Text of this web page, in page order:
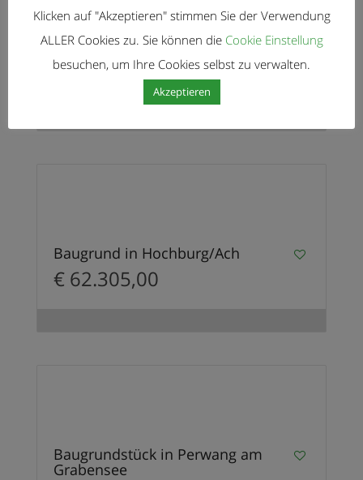
Baugrund in Hochburg/Ach
€ 149.000,00
Baugrund in Hochburg/Ach
€ 62.305,00
Baugrundstück in Perwang am
Grabensee
Klicken auf "Akzeptieren" stimmen Sie der Verwendung
ALLER Cookies zu. Sie können die Cookie Einstellung
besuchen, um Ihre Cookies selbst zu verwalten.
Akzeptieren